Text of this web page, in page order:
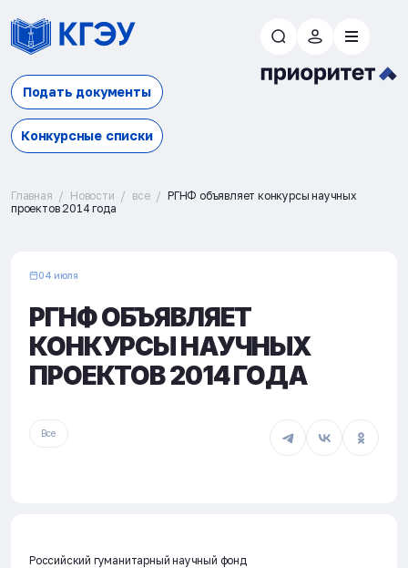
Подать документы
Конкурсные списки
Главная Новости все
РГНФ объявляет конкурсы научных
проектов 2014 года
04 июля
РГНФ ОБЪЯВЛЯЕТ
КОНКУРСЫ НАУЧНЫХ
ПРОЕКТОВ 2014 ГОДА
Все
Российский гуманитарный научный фонд